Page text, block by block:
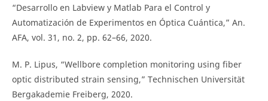
“Desarrollo en Labview y Matlab Para el Control y
Automatización de Experimentos en Óptica Cuántica,” An.
AFA, vol. 31, no. 2, pp. 62–66, 2020.
M. P. Lipus, “Wellbore completion monitoring using fiber
optic distributed strain sensing,” Technischen Universität
Bergakademie Freiberg, 2020.